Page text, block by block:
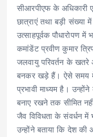
सीआरपीएफ के अधिकारी
छात्राएं तथा बड़ी संख्या
उत्साहपूर्वक पौधारोपण में
कमांडेंट प्रवीण कुमार
जलवायु परिवर्तन के खतरे
बनकर खड़े हैं। ऐसे समय में
प्रभावी माध्यम है।
बनाए रखने तक सीमित
जैव विविधता के संवर्धन में
उन्होंने बताया कि देश की